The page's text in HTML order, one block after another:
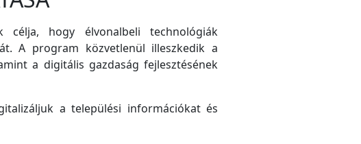
célja, hogy élvonalbeli technológiák
A program közvetlenül illeszkedik a
a digitális gazdaság fejlesztésének
a települési információkat és